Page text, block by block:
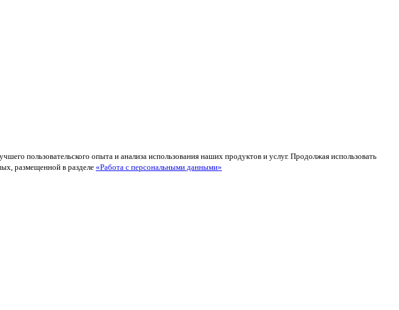
пользовательского опыта и анализа использования наших продуктов и услуг. Продолжая использовать
размещенной в разделе «Работа с персональными данными»